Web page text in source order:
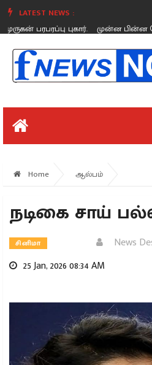
LATEST NEWS :
முன்ன பின்ன பேப்பர் படிச்சிருந்தா..
Sunday, August 26
Home ஆல்பம்
நடிகை சாய்
சினிமா
News
25 Jan, 2026 08:34 AM